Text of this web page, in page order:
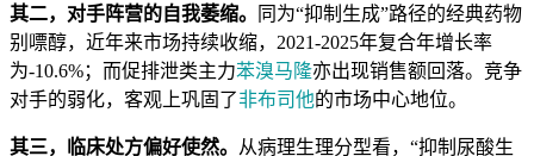
其二，对手阵营的自我萎缩。
同为“抑制生成”路径的经典药物
别嘌醇，近年来市场持续收缩，2021-2025年复合年增长率
为-10.6%；而促排泄类主力苯溴马隆亦出现销售额回落。竞争
对手的弱化，客观上巩固了非布司他的市场中心地位。
其三，临床处方偏好使然。
从病理生理分型看，“抑制尿酸生